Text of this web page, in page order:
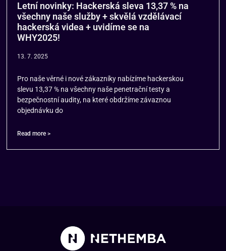
Letní novinky: Hackerská sleva 13,37 % na
všechny naše služby + skvělá vzdělávací
hackerská videa + uvidíme se na
WHY2025!
13. 7. 2025
Pro naše věrné i nové zákazníky nabízíme hackerskou
slevu 13,37 % na všechny naše penetrační testy a
bezpečnostní audity, na které obdržíme závaznou
objednávku do
Read more >